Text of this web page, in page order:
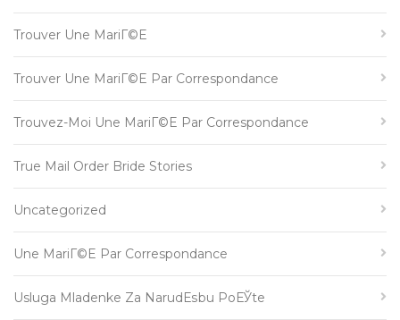
Trouver Une MariГ©e
Trouver Une MariГ©e Par Correspondance
Trouvez-Moi Une MariГ©e Par Correspondance
True Mail Order Bride Stories
Uncategorized
Une MariГ©e Par Correspondance
Usluga Mladenke Za NarudЕѕbu PoЕЎte